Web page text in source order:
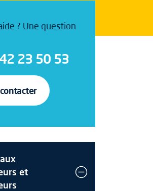
? Une question
23 50 53
et